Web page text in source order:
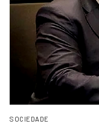
SOCIEDADE